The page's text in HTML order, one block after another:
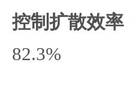
控制扩散效率
82.3%